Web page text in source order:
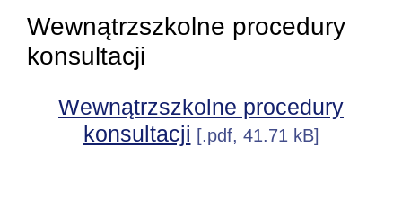
Wewnątrzszkolne procedury
konsultacji
Wewnątrzszkolne procedury
konsultacji [.pdf, 41.71 kB]